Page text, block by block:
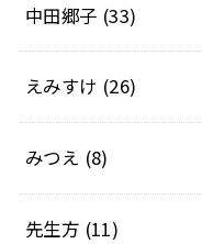
中田郷子 (33)
えみすけ (26)
みつえ (8)
先生方 (11)